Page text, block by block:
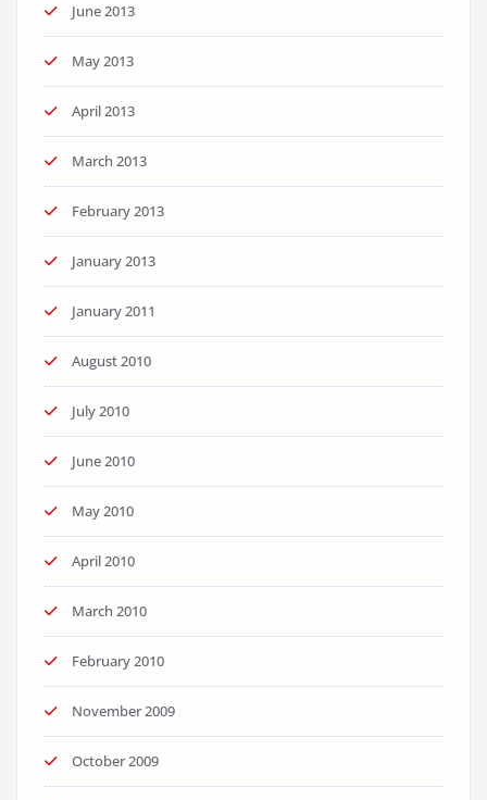
June 2013
May 2013
April 2013
March 2013
February 2013
January 2013
January 2011
August 2010
July 2010
June 2010
May 2010
April 2010
March 2010
February 2010
November 2009
October 2009